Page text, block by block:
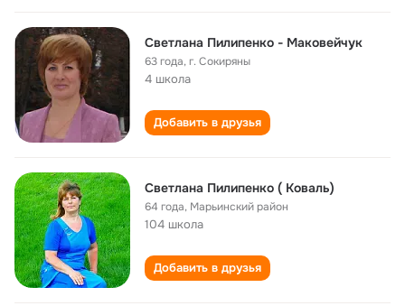
Светлана Пилипенко - Маковейчук
63 года,г. Сокиряны
4 школа
Добавить в друзья
Светлана Пилипенко ( Коваль)
64 года, Марьинский район
104 школа
Добавить в друзья